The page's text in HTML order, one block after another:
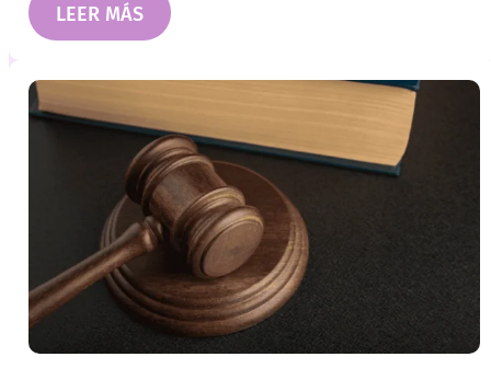
LEER MÁS